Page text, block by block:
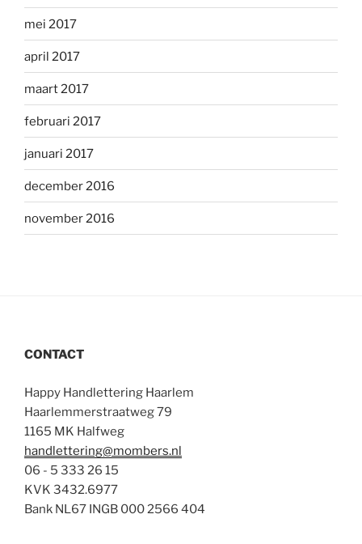
mei 2017
april 2017
maart 2017
februari 2017
januari 2017
december 2016
november 2016
CONTACT
Happy Handlettering Haarlem
Haarlemmerstraatweg 79
1165 MK Halfweg
handlettering@mombers.nl
06 - 5 333 26 15
KVK 3432.6977
Bank NL67 INGB 000 2566 404